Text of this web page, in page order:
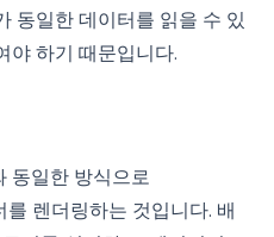
동일한 데이터를 읽을 수 있
야 하기 때문입니다.
동일한 방식으로
렌더링하는 것입니다. 배